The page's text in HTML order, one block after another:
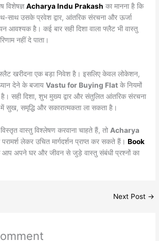
विशेषज्ञAcharya Indu Prakash का मानना है कि
साथ उसके प्रवेश द्वार, आंतरिक संरचना और ऊर्जा
आवश्यक है। कई बार सही दिशा वाला फ्लैट भी वास्तु
नहीं दे पाता।
खरीदना एक बड़ा निवेश है। इसलिए केवल लोकेशन,
देने के बजायVastu for Buying Flat के नियमों
सही दिशा, शुभ मुख्य द्वार और संतुलित आंतरिक संरचना
सुख, समृद्धि और सकारात्मकता ला सकता है।
वास्तु विश्लेषण करवाना चाहते हैं, तो Acharya
लेकर उचित मार्गदर्शन प्राप्त कर सकते हैं।Book
अपने घर और जीवन से जुड़े वास्तु संबंधी प्रश्नों का
Next Post →